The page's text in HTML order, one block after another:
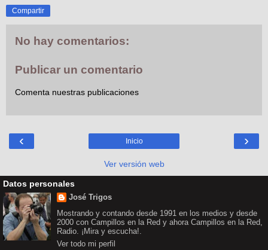
Compartir
No hay comentarios:
Publicar un comentario
Comenta nuestras publicaciones
‹ ›
Inicio
Ver versión web
Datos personales
José Trigos
Mostrando y contando desde 1991 en los medios y desde
2000 con Campillos en la Red y ahora Campillos en la Red,
Radio. ¡Mira y escucha!.
Ver todo mi perfil